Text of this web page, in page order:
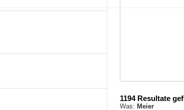
1194 Resultate
Was: Meier